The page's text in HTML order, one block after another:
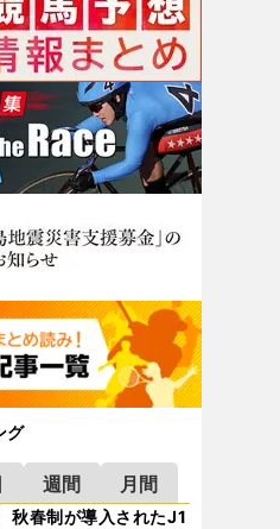
グ
週間 月間
秋春制が導入されたJ1